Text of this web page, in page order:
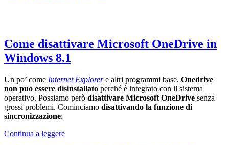
Come disattivare Microsoft OneDrive in
Windows 8.1
Un po’ come Internet Explorere altri programmi base, Onedrive
non può essere disinstallato perché è integrato con il sistema
operativo. Possiamo però disattivare Microsoft OneDrive senza
grossi problemi. Cominciamo disattivando la funzione di
sincronizzazione:
Continua a leggereCome